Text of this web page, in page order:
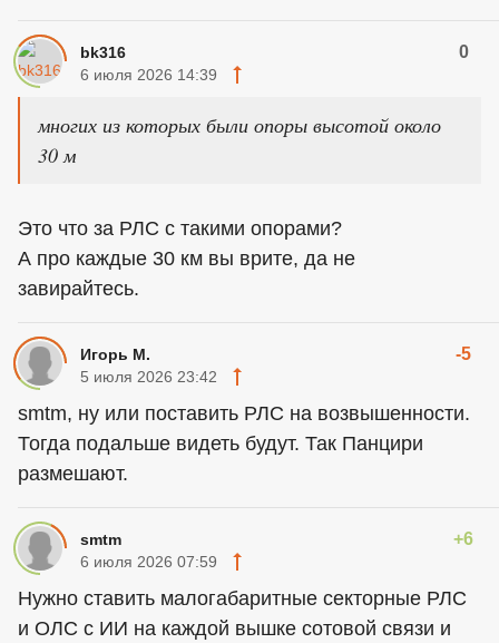
bk316 0
6 июля 2026 14:39
многих из которых были опоры высотой около
30 м
Это что за РЛС с такими опорами?
А про каждые 30 км вы врите, да не
завирайтесь.
Игорь М. -5
5 июля 2026 23:42
smtm, ну или поставить РЛС на возвышенности.
Тогда подальше видеть будут. Так Панцири
размешают.
smtm +6
6 июля 2026 07:59
Нужно ставить малогабаритные секторные РЛС
и ОЛС с ИИ на каждой вышке сотовой связи и